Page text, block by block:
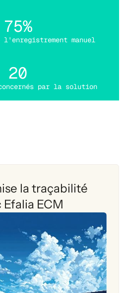
75%
manuel
20
par la solution
la traçabilité
ECM